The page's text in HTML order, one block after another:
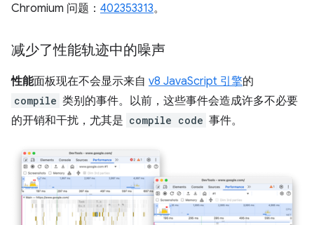
Chromium 问题： 402353313。
减少了性能轨迹中的噪声
性能面板现在不会显示来自 v8 JavaScript 引擎的
compile 类别的事件。以前，这些事件会造成许多不必要
的开销和干扰，尤其是 compile code 事件。